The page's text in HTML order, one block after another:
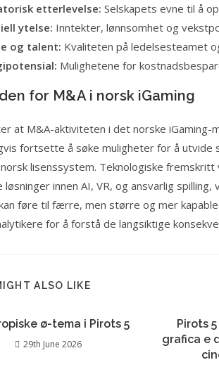
etterlevelse: Selskapets evne til å
ytelse: Inntekter, lønnsomhet og
og talent: Kvaliteten på ledelsesteamet
Mulighetene for
for M&A i norsk iGaming
at M&A-aktiviteten i det norske
fortsette å søke muligheter for å
lisenssystem. Teknologiske
løsninger innen AI, VR, og ansvarlig
føre til færre, men større og mer
for å forstå de langsiktige
ALSO LIKE
ø-tema i Pirots 5
29th June 2026
Pirots
grafica e